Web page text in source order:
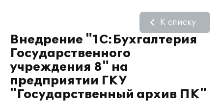
Внедрение "1С:Бухгалтерия
Государственного
учреждения 8" на
предприятии ГКУ
"Государственный архив ПК"
К списку